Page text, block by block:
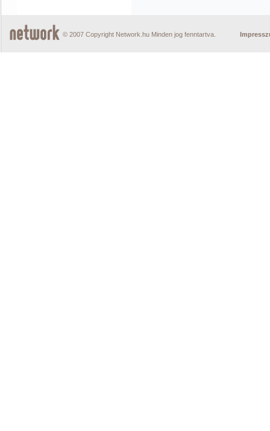
© 2007 Copyright Network.hu Minden jog fenntartva.